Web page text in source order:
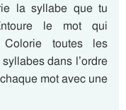
la syllabe que tu
le mot qui
toutes les
dans l’ordre
mot avec une